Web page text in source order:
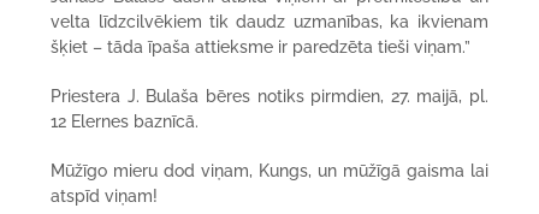
velta līdzcilvēkiem tik daudz uzmanības, ka ikvienam
šķiet – tāda īpaša attieksme ir paredzēta tieši viņam.”
Priestera J. Bulaša bēres notiks pirmdien, 27. maijā, pl.
12 Elernes baznīcā.
Mūžīgo mieru dod viņam, Kungs, un mūžīgā gaisma lai
atspīd viņam!